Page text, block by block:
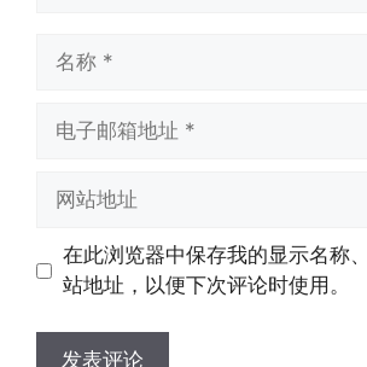
址
址
在此浏览器中保存我的显示名称
站地址，以便下次评论时使用。